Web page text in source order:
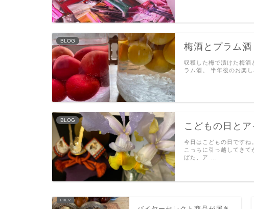
BLOG
梅酒とプラム酒
収穫した梅で漬けた梅酒
ラム酒。 半年後のお楽
BLOG
こどもの日とア
今日はこどもの日ですね
こっちに引っ越してき
ばた、ア …